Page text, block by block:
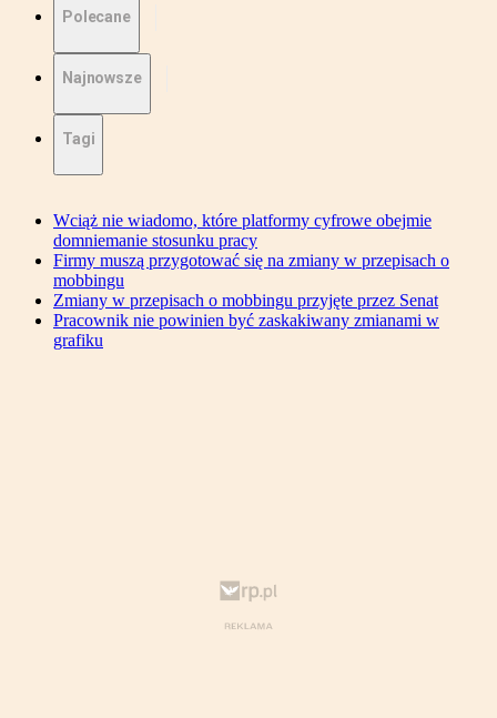
Polecane
Najnowsze
Tagi
Wciąż nie wiadomo, które platformy cyfrowe obejmie
domniemanie stosunku pracy
Firmy muszą przygotować się na zmiany w przepisach o
mobbingu
Zmiany w przepisach o mobbingu przyjęte przez Senat
Pracownik nie powinien być zaskakiwany zmianami w
grafiku